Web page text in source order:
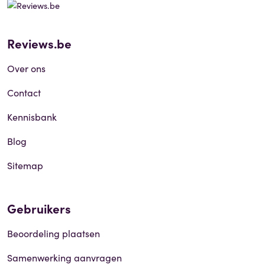
Reviews.be
Over ons
Contact
Kennisbank
Blog
Sitemap
Gebruikers
Beoordeling plaatsen
Samenwerking aanvragen